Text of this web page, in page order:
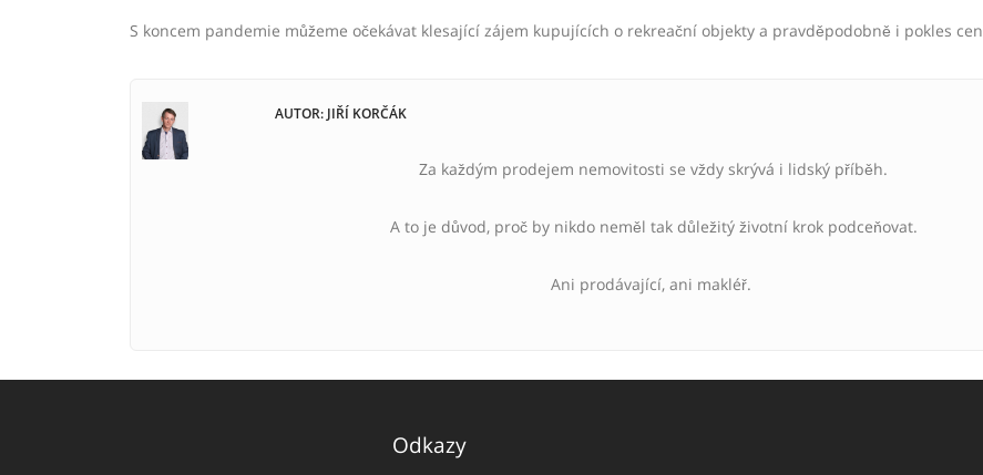
S koncem pandemie můžeme očekávat klesající zájem kupujících o rekreační objekty a pravděpodobně i pokles
AUTOR: JIŘÍ KORČÁK
Za každým prodejem nemovitosti se vždy skrývá i lidský příběh.
A to je důvod, proč by nikdo neměl tak důležitý životní krok podceňovat.
Ani prodávající, ani makléř.
Odkazy